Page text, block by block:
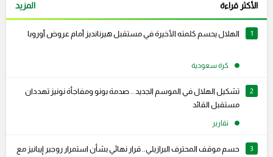
الأكثر قراءة المزيد
1 الهلال يحسم كلمته الأخيرة في مستقبل هيرنانديز أمام عروض أوروبا
كرة سعودية
2
تشكيل الهلال في الموسم الجديد .. صدمة بونو ومفاجأة نونيز تهددان
مستقبل القائد
تقارير
3
حسم موقف المحترف البرازيلي.. قرار نهائي بشأن استمرار روجير إيبانيز مع